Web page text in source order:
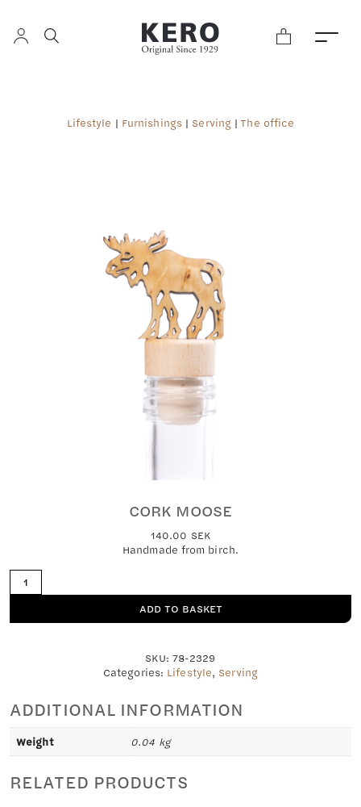
Lifestyle | Furnishings | Serving |The office
CORK MOOSE
140.00 SEK
Handmade from birch.
Cork
moose
ADD TO BASKET
SKU: 78-2329
Categories: Lifestyle, Serving
ADDITIONAL INFORMATION
Weight 0.04 kg
RELATED PRODUCTS